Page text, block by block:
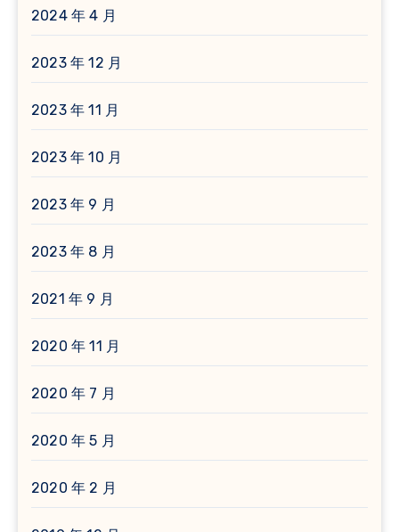
2024 年 4 月
2023 年 12 月
2023 年 11 月
2023 年 10 月
2023 年 9 月
2023 年 8 月
2021 年 9 月
2020 年 11 月
2020 年 7 月
2020 年 5 月
2020 年 2 月